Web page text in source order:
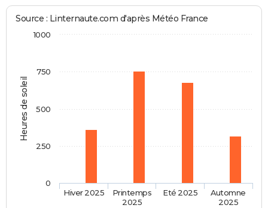
Heures de soleil
Source : Linternaute.com d'après Météo France
Hiver 2025
Printemps
2025
Eté 2025
Automne
2025
0
250
500
750
1000